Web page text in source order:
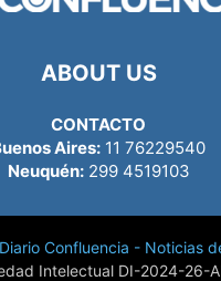
ABOUT US
CONTACTO
Aires: 11 76229540
Neuquén:299 4519103
Diario Confluencia - Noticias
Intelectual DI-2024-26-